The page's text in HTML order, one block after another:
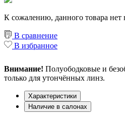
К сожалению, данного товара нет
В сравнение
В избранное
Внимание! Полуободковые и
только для утончённых линз.
Характеристики
Наличие в салонах